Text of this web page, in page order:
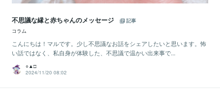
不思議な縁と赤ちゃんのメッセージ
記事
コラム
こんにちは！マルです。少し不思議なお話をシェアしたいと思います。怖
い話ではなく、私自身が体験した、不思議で温かい出来事で...
○▲□
2024/11/20 08:02